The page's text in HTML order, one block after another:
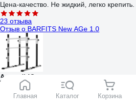
Главная Каталог Корзина
Цена-качество. Не жидкий, легко крепить.
23 отзыва
Отзыв о BARFITS New AGe 1.0
Андрей Ю.
29.09.2025
Одной заглушки не хватает. Совет покупателям всё проверять до
Только оригинальные товары